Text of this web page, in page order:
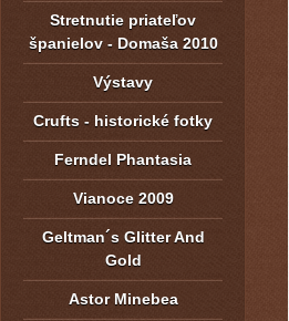
Stretnutie priateľov
španielov - Domaša 2010
Výstavy
Crufts - historické fotky
Ferndel Phantasia
Vianoce 2009
Geltman´s Glitter And
Gold
Astor Minebea